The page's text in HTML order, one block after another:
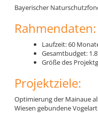
Bayerischer
Rahmendaten:
Laufzeit: 60
Gesamtbudget:
Größe des
Projektziele:
Optimierung der Mainaue
Wiesen gebundene